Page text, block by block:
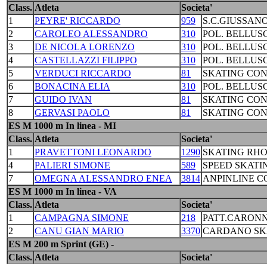
Class. Atleta
Societa'
1
PEYRE' RICCARDO 959
2
CAROLEO ALESSANDRO 310
POL.
3
DE NICOLA LORENZO 310
POL.
4
CASTELLAZZI FILIPPO 310
POL.
5
VERDUCI RICCARDO 81
SKATING
6
BONACINA ELIA 310
POL.
7
GUIDO IVAN 81
SKATING
8
GERVASI PAOLO 81
SKATING
ES M 1000 m In linea - MI
Class. Atleta
Societa'
1
PRAVETTONI LEONARDO 1290 SKATING RHO
4
PALIERI SIMONE 589
SPEED
7
OMEGNA ALESSANDRO ENEA 3814 ANPINLINE
ES M 1000 m In linea - VA
Class. Atleta
Societa'
1
CAMPAGNA SIMONE 218
2
CANU GIAN MARIO 3370 CARDANO
ES M 200 m Sprint (GE) -
Class. Atleta Societa'